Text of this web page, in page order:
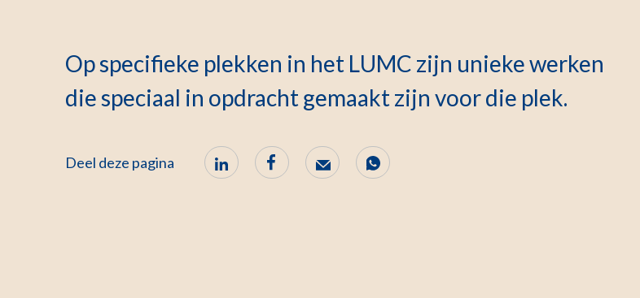
Op specifieke plekken in het LUMC zijn unieke werken
die speciaal in opdracht gemaakt zijn voor die plek.
Deel deze pagina